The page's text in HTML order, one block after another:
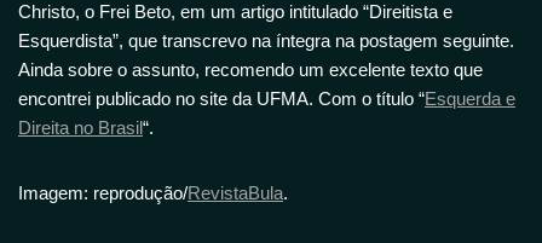
Christo, o Frei Beto, em um artigo intitulado “Direitista e
Esquerdista”, que transcrevo na íntegra na postagem seguinte.
Ainda sobre o assunto, recomendo um excelente texto que
encontrei publicado no site da UFMA. Com o título “Esquerda e
Direita no Brasil“.
Imagem: reprodução/RevistaBula.